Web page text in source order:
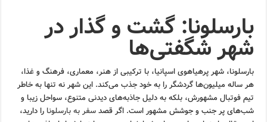
بارسلونا: گشت و گذار در
شهر شگفتی‌ها
بارسلونا، شهر پرهیاهوی اسپانیا، با ترکیبی از هنر، معماری، فرهنگ و غذا،
هر ساله میلیون‌ها گردشگر را به خود جذب می‌کند. این شهر نه تنها به خاطر
تیم فوتبال مشهورش، بلکه به دلیل جاذبه‌های دیدنی متنوع، سواحل زیبا و
شب‌های پر جنب و جوشش مشهور است. اگر قصدسفر به بارسلونا را دارید،